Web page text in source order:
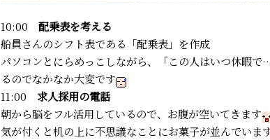
10:00 配乗表を考える
船員さんのシフト表である「配乗表」を作成
パソコンとにらめっこしながら、「この人はいつ休暇
るのでなかなか大変です
11:00 求人採用の電話
朝から脳をフル活用しているので、お腹が空いてきます
気が付くと机の上に不思議なことにお菓子が並んでいま